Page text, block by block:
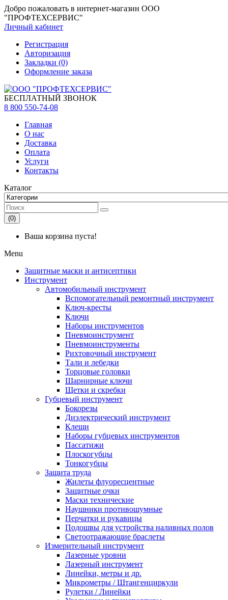
Добро пожаловать в интернет-магазин ООО
"ПРОФТЕХСЕРВИС"
Личный кабинет
Регистрация
Авторизация
Закладки (0)
Оформление заказа
БЕСПЛАТНЫЙ ЗВОНОК
8 800 550-74-08
Главная
О нас
Доставка
Оплата
Услуги
Контакты
Каталог
(0)
Ваша корзина пуста!
Menu
Защитные маски и антисептики
Инструмент
Автомобильный инструмент
Вспомогательный ремонтный инструмент
Ключ-кресты
Ключи
Наборы инструментов
Пневмоинструмент
Пневмоинструменты
Рихтовочный инструмент
Тали и лебедки
Торцовые головки
Шарнирные ключи
Щетки и скребки
Губцевый инструмент
Бокорезы
Диэлектрический инструмент
Клещи
Наборы губцевых инструментов
Пассатижи
Плоскогубцы
Тонкогубцы
Защита труда
Жилеты флуоресцентные
Защитные очки
Маски технические
Наушники противошумные
Перчатки и рукавицы
Подошвы для устройства наливных полов
Светоотражающие браслеты
Измерительный инструмент
Лазерные уровни
Лазерный инструмент
Линейки, метры и др.
Микрометры / Штангенциркули
Рулетки / Линейки